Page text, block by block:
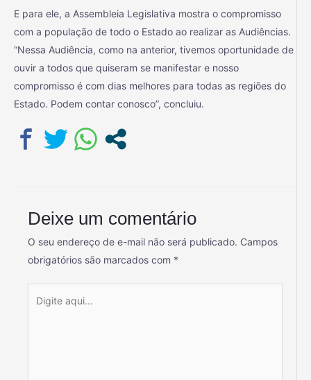
E para ele, a Assembleia Legislativa mostra o compromisso
com a população de todo o Estado ao realizar as Audiências.
“Nessa Audiência, como na anterior, tivemos oportunidade de
ouvir a todos que quiseram se manifestar e nosso
compromisso é com dias melhores para todas as regiões do
Estado. Podem contar conosco”, concluiu.
Deixe um comentário
O seu endereço de e-mail não será publicado. Campos
obrigatórios são marcados com *